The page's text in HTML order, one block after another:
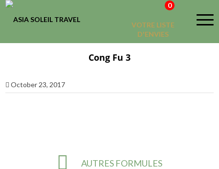
VOTRE LISTE
D'ENVIES
0
Cong Fu 3
October 23, 2017
AUTRES FORMULES